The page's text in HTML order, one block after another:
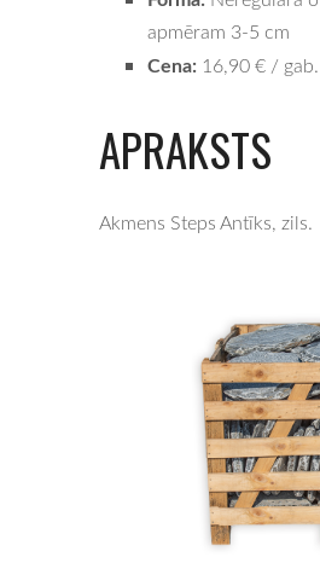
apmēram 3-5 cm
Cena: 16,90 € / gab.
APRAKSTS
Akmens Steps Antīks, zils.